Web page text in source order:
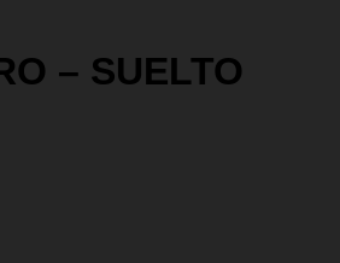
– SUELTO